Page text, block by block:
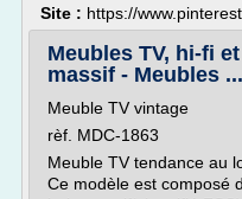
Site : https://
Meubles TV, hi-fi
massif - Meubles ...
Meuble TV vintage
rèf. MDC-1863
Meuble TV tendance au
Ce modèle est composé